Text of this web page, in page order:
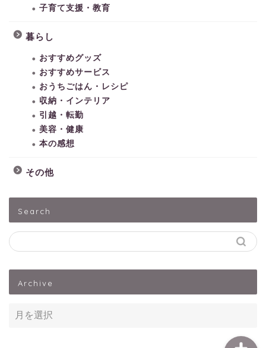
子育て支援・教育
暮らし
おすすめグッズ
おすすめサービス
おうちごはん・レシピ
収納・インテリア
引越・転勤
美容・健康
本の感想
その他
Search
Archive
出産・子育て